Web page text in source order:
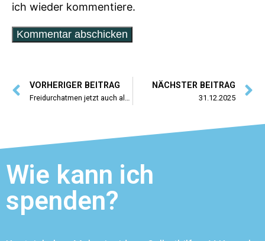
ich wieder kommentiere.
VORHERIGER BEITRAG NÄCHSTER BEITRAG
31.12.2025
Wie kann ich
spenden?